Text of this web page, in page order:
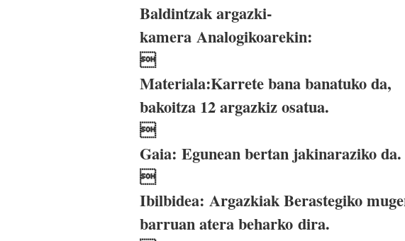
Baldintzak argazki-
kamera Analogikoarekin:

Materiala:Karrete bana banatuko da,
bakoitza 12 argazkiz osatua.

Gaia: Egunean bertan jakinaraziko da.

Ibilbidea: Argazkiak Berastegiko
barruan atera beharko dira.